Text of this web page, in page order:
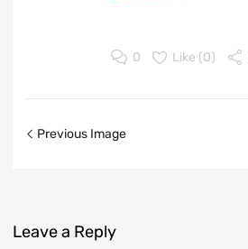
0 Like (0)
Previous Image
Leavea Reply